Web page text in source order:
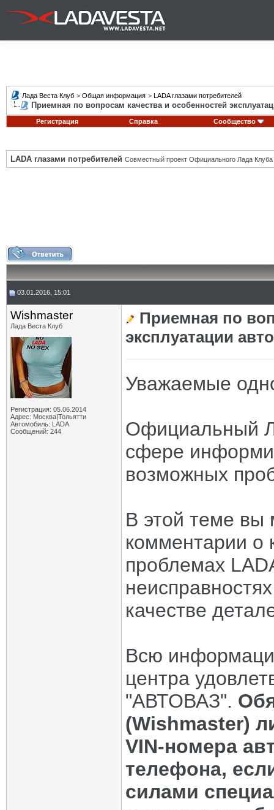
Лада Веста Клуб > Общая информация > LADA глазами потребителей
Приемная по вопросам качества и особенностей
Регистрация Справка Сообщество
LADA глазами потребителей Совместный проект Официального Лада
03.01.2016, 15:01
Wishmaster
Лада Веста Клуб
Регистрация: 05.06.2014
Адрес: Москва|Тольятти
Автомобиль: LADA
Сообщений: 244
Приемная по
эксплуатации
Уважаемые
Официальный
сфере
возможных
В этой теме вы
комментарии о
проблемах
качестве
Всю
центра
"АВТОВАЗ".
(Wishmaster)
VIN-номера
телефона,
силами